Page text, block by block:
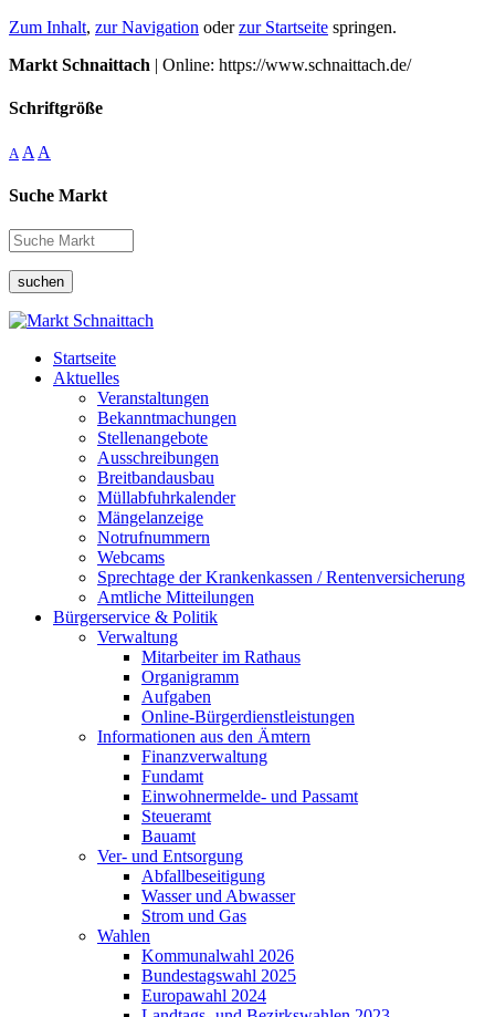
Zum Inhalt, zur Navigation oderzur Startseite springen.
Markt Schnaittach | Online: https://www.schnaittach.de/
Schriftgröße
A A A
Suche Markt
suchen
Startseite
Aktuelles
Veranstaltungen
Bekanntmachungen
Stellenangebote
Ausschreibungen
Breitbandausbau
Müllabfuhrkalender
Mängelanzeige
Notrufnummern
Webcams
Sprechtage der Krankenkassen / Rentenversicherung
Amtliche Mitteilungen
Bürgerservice & Politik
Verwaltung
Mitarbeiter im Rathaus
Organigramm
Aufgaben
Online-Bürgerdienstleistungen
Informationen aus den Ämtern
Finanzverwaltung
Fundamt
Einwohnermelde- und Passamt
Steueramt
Bauamt
Ver- und Entsorgung
Abfallbeseitigung
Wasser und Abwasser
Strom und Gas
Wahlen
Kommunalwahl 2026
Bundestagswahl 2025
Europawahl 2024